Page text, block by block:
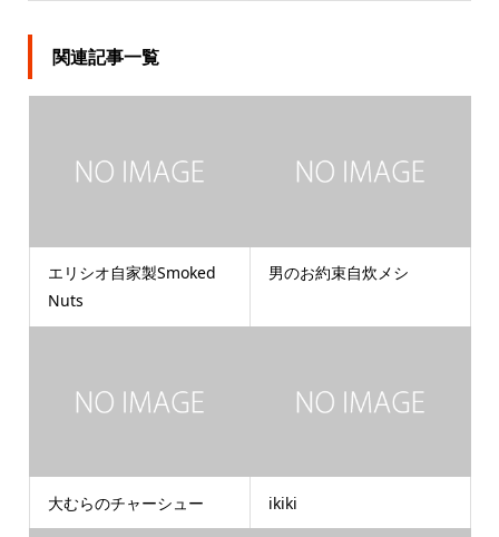
関連記事一覧
エリシオ自家製Smoked
Nuts
男のお約束自炊メシ
大むらのチャーシュー ikiki